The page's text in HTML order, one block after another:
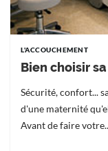
L'ACCOUCHEMENT
Bien choisir
Sécurité, confort...
d'une maternité
Avant de faire